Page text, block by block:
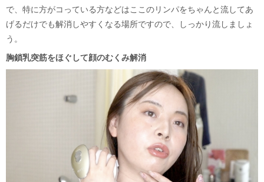
で、特に方がコっている方などはここのリンパをちゃんと流してあ
げるだけでも解消しやすくなる場所ですので、しっかり流しましょ
う。
胸鎖乳突筋をほぐして顔のむくみ解消